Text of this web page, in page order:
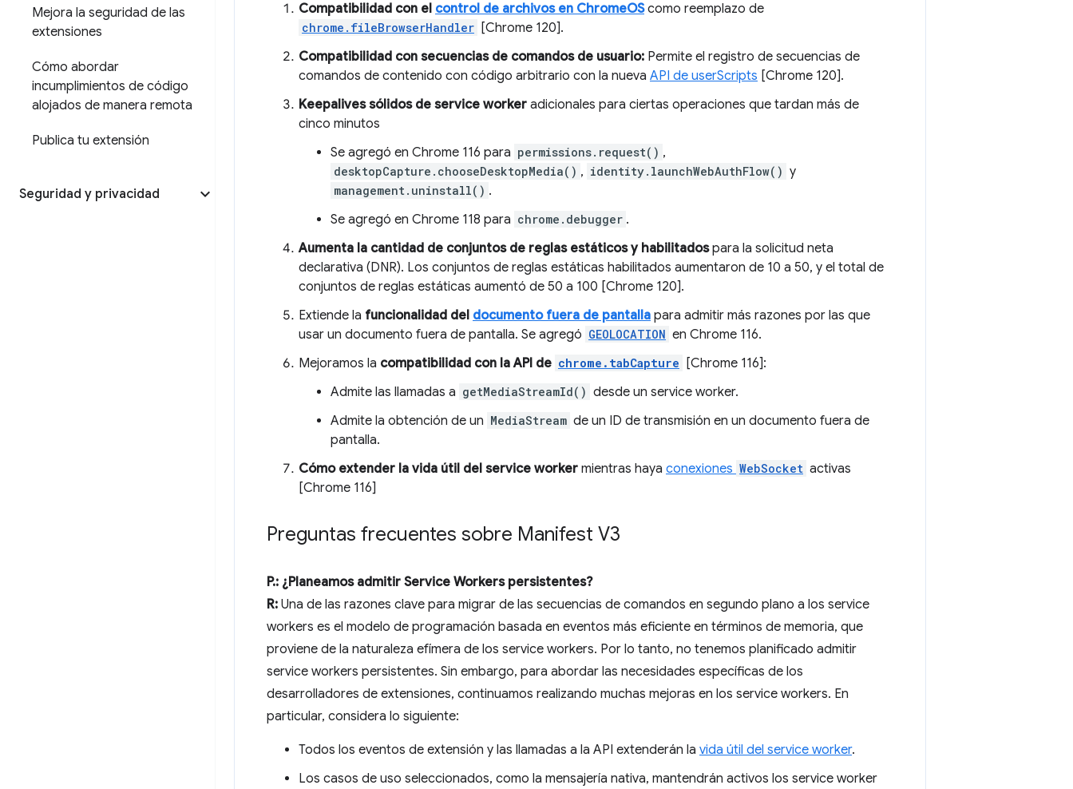
Mejora la seguridad de las
extensiones
Cómo abordar
incumplimientos de código
alojados de manera remota
Publica tu extensión
Seguridad y privacidad
Compatibilidad con el control de archivos en ChromeOScomo reemplazo de
chrome.fileBrowserHandler [Chrome 120].
Compatibilidad con secuencias de comandos de usuario: Permite el registro de secuencias de
comandos de contenido con código arbitrario con la nueva API de userScripts [Chrome 120].
Keepalives sólidos de service worker adicionales para ciertas operaciones que tardan más de
cinco minutos
Se agregó en Chrome 116 para permissions.request() ,
desktopCapture.chooseDesktopMedia() , identity.launchWebAuthFlow() y
management.uninstall() .
Se agregó en Chrome 118 para chrome.debugger .
Aumenta la cantidad de conjuntos de reglas estáticos y habilitadospara la solicitud neta
declarativa (DNR). Los conjuntos de reglas estáticas habilitados aumentaron de 10 a 50, y el total de
conjuntos de reglas estáticas aumentó de 50 a 100 [Chrome 120].
Extiende la funcionalidad del documento fuera de pantalla para admitir más razones por las que
usar un documento fuera de pantalla. Se agregó GEOLOCATION en Chrome 116.
Mejoramos la compatibilidad con la API de chrome.tabCapture
[Chrome 116]:
Admite las llamadas a getMediaStreamId() desde un service worker.
Admite la obtención de un MediaStream de un ID de transmisión en un documento fuera de
pantalla.
Cómo extender la vida útil del service worker mientras haya conexiones WebSocket activas
[Chrome 116]
Preguntas frecuentes sobre Manifest V3
P.: ¿Planeamos admitir Service Workers persistentes?
R: Una de las razones clave para migrar de las secuencias de comandos en segundo plano a los service
workers es el modelo de programación basada en eventos más eficiente en términos de memoria, que
proviene de la naturaleza efímera de los service workers. Por lo tanto, no tenemos planificado admitir
service workers persistentes. Sin embargo, para abordar las necesidades específicas de los
desarrolladores de extensiones, continuamos realizando muchas mejoras en los service workers. En
particular, considera lo siguiente:
Todos los eventos de extensión y las llamadas a la API extenderán la vida útil del service worker.
Los casos de uso seleccionados, como la mensajería nativa, mantendrán activos los service worker